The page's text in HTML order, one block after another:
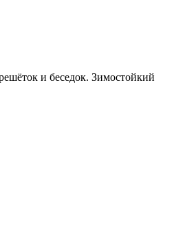
и беседок. Зимостойкий